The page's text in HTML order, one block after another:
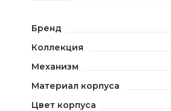
Бренд
Коллекция
Механизм
Материал корпуса
Цвет корпуса